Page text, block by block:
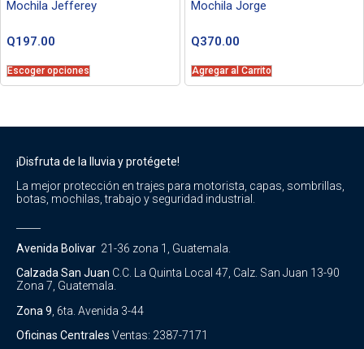
Mochila Jefferey
Q197.00
Escoger opciones
Mochila Jorge
Q370.00
Agregar al Carrito
¡Disfruta de la lluvia y protégete!
La mejor protección en trajes para motorista, capas, sombrillas,
botas, mochilas, trabajo y seguridad industrial.
Avenida Bolivar 21-36 zona 1, Guatemala.
Calzada San Juan C.C. La Quinta Local 47, Calz. San Juan 13-90
Zona 7, Guatemala.
Zona 9 , 6ta. Avenida 3-44
Oficinas Centrales Ventas: 2387-7171